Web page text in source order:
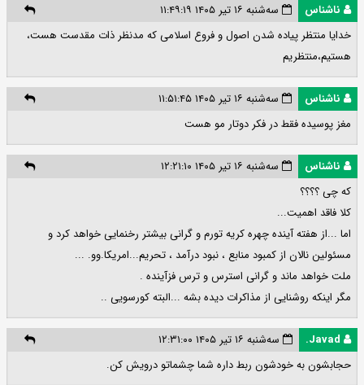
ناشناس
سه‌شنبه ۱۶ تیر ۱۴۰۵ ۱۱:۴۹:۱۹
خدایا منتظر پیاده شدن اصول و فروع اسلامی که مدنظر ذات مقدست هست،
هستیم،منتظریم
ناشناس
سه‌شنبه ۱۶ تیر ۱۴۰۵ ۱۱:۵۱:۴۵
مغز پوسیده فقط در فکر دوتار مو هست
ناشناس
سه‌شنبه ۱۶ تیر ۱۴۰۵ ۱۲:۲۱:۱۰
که چی ؟؟؟؟
کلا فاقد اهمیت...
اما ...از هفته آینده چهره کریه تورم و گرانی بیشتر رخنمایی خواهد کرد و
مسئولین نالان از کمبود منابع ، نبود درآمد ، تحریم...امریکا.وو. ...
ملت خواهد ماند و گرانی استرس و ترس فزآینده .
مگر اینکه روشنایی از مذاکرات دیده بشه ...البته کورسویی ..
سه‌شنبه ۱۶ تیر ۱۴۰۵ ۱۲:۳۱:۰۰
حجابشون به خودشون ربط داره شما چشماتو درویش کن.